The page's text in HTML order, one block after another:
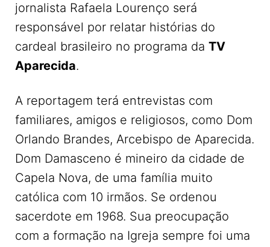
jornalista Rafaela Lourenço será
responsável por relatar histórias do
cardeal brasileiro no programa da TV
Aparecida.
A reportagem terá entrevistas com
familiares, amigos e religiosos, como Dom
Orlando Brandes, Arcebispo de Aparecida.
Dom Damasceno é mineiro da cidade de
Capela Nova, de uma família muito
católica com 10 irmãos. Se ordenou
sacerdote em 1968. Sua preocupação
com a formação na Igreja sempre foi uma